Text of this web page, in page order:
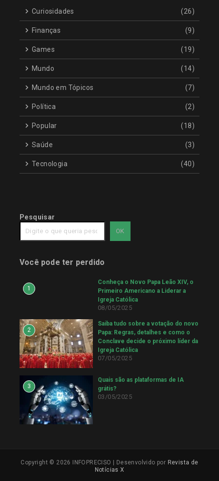
Curiosidades (26)
Finanças (9)
Games (19)
Mundo (14)
Mundo em Tópicos (7)
Política (2)
Popular (18)
Saúde (3)
Tecnologia (40)
Pesquisar
OK
Você pode ter perdido
1
Conheça o Novo Papa Leão XIV, o
Primeiro Americano a Liderar a
Igreja Católica
08/05/2025
2
Saiba tudo sobre a votação do novo
Papa: Regras, detalhes e como o
Conclave decide o próximo líder da
Igreja Católica
07/05/2025
3
Quais são as plataformas de IA
grátis?
03/05/2025
Copyright © 2026 INFOPRECISO | Desenvolvido por Revista de
Notícias X